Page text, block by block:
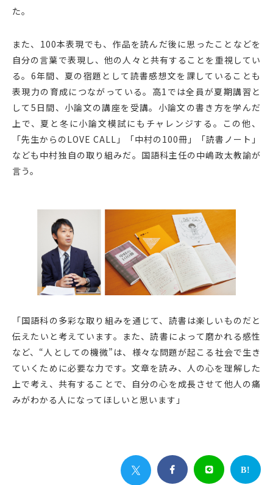
た。
また、100本表現でも、作品を読んだ後に思ったことなどを
自分の言葉で表現し、他の人々と共有することを重視してい
る。6年間、夏の宿題として読書感想文を課していることも
表現力の育成につながっている。高1では全員が夏期講習と
して5日間、小論文の講座を受講。小論文の書き方を学んだ
上で、夏と冬に小論文模試にもチャレンジする。この他、
「先生からのLOVE CALL」「中村の100冊」「読書ノート」
なども中村独自の取り組みだ。国語科主任の中嶋政太教諭が
言う。
「国語科の多彩な取り組みを通じて、読書は楽しいものだと
伝えたいと考えています。また、読書によって磨かれる感性
など、“人としての機微”は、様々な問題が起こる社会で生き
ていくために必要な力です。文章を読み、人の心を理解した
上で考え、共有することで、自分の心を成長させて他人の痛
みがわかる人になってほしいと思います」
  B!